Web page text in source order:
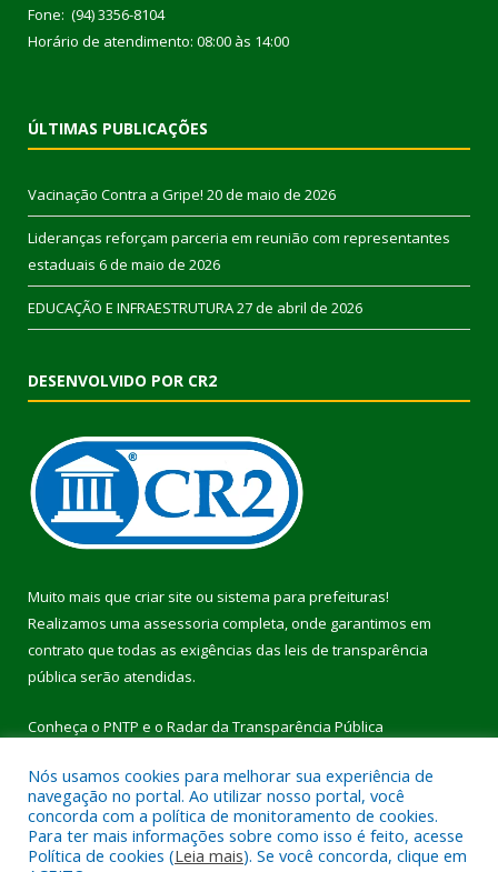
Fone: (94) 3356-8104
Horário de atendimento: 08:00 às 14:00
ÚLTIMAS PUBLICAÇÕES
Vacinação Contra a Gripe! 20 de maio de 2026
Lideranças reforçam parceria em reunião com representantes
estaduais 6 de maio de 2026
EDUCAÇÃO E INFRAESTRUTURA27 de abril de 2026
DESENVOLVIDO POR CR2
Muito mais que criar site ou sistema para prefeituras!
Realizamos uma assessoria completa, onde garantimos em
contrato que todas as exigências das leis de transparência
pública serão atendidas.
Conheça o PNTP e o Radar da Transparência Pública
Todos os direitos reservados a Prefeitura Municipal de Pau
D’Arco.
Nós usamos cookies para melhorar sua experiência de
navegação no portal. Ao utilizar nosso portal, você
concorda com a política de monitoramento de cookies.
Para ter mais informações sobre como isso é feito, acesse
Política de cookies (Leia mais). Se você concorda, clique em